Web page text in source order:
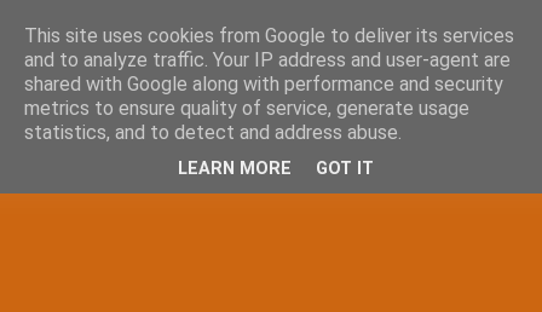
This site uses cookies from Google to deliver its services
and to analyze traffic. Your IP address and user-agent are
shared with Google along with performance and security
metrics to ensure quality of service, generate usage
statistics, and to detect and address abuse.
LEARN MORE GOT IT